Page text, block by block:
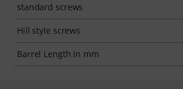
standard screws
Hill style screws
Barrel Length in mm